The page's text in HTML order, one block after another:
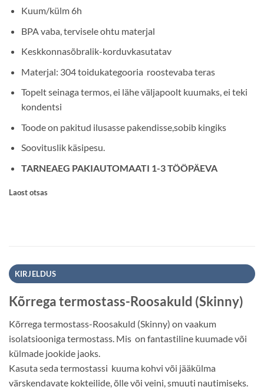
Kuum/külm 6h
BPA vaba, tervisele ohtu materjal
Keskkonnasõbralik-korduvkasutatav
Materjal: 304 toidukategooria roostevaba teras
Topelt seinaga termos, ei lähe väljapoolt kuumaks, ei teki
kondentsi
Toode on pakitud ilusasse pakendisse,sobib kingiks
Soovituslik käsipesu.
TARNEAEG PAKIAUTOMAATI 1-3 TÖÖPÄEVA
Laost otsas
KIRJELDUS
Kõrrega termostass-Roosakuld (Skinny)
Kõrrega termostass-Roosakuld (Skinny) on vaakum
isolatsiooniga termostass. Mis on fantastiline kuumade või
külmade jookide jaoks.
Kasuta seda termostassi kuuma kohvi või jääkülma
värskendavate kokteilide, õlle või veini, smuuti nautimiseks.